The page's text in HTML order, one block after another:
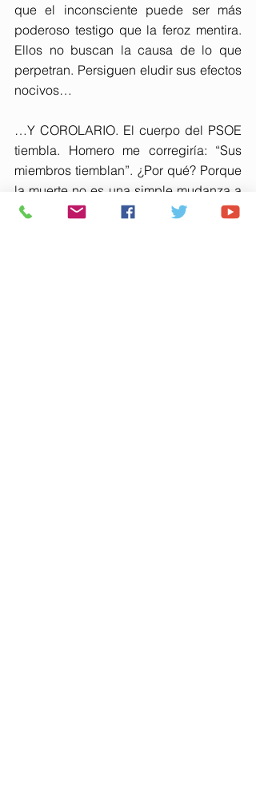
que el inconsciente puede ser más
poderoso testigo que la feroz mentira.
Ellos no buscan la causa de lo que
perpetran. Persiguen eludir sus efectos
nocivos…
…Y COROLARIO. El cuerpo del PSOE
tiembla. Homero me corregiría: “Sus
miembros tiemblan”. ¿Por qué? Porque
la muerte no es una simple mudanza a
otro lugar. Es un final. De ahí el temblor